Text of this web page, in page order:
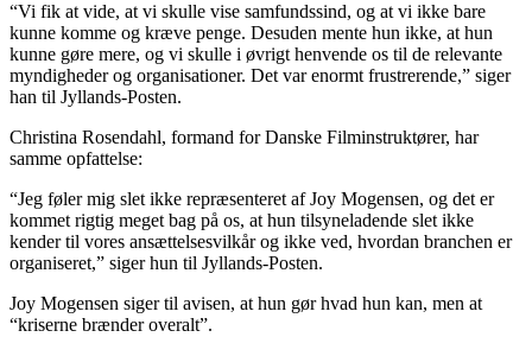
“Vi fik at vide, at vi skulle vise samfundssind, og at vi ikke bare
kunne komme og kræve penge. Desuden mente hun ikke, at hun
kunne gøre mere, og vi skulle i øvrigt henvende os til de relevante
myndigheder og organisationer. Det var enormt frustrerende,” siger
han til Jyllands-Posten.
Christina Rosendahl, formand for Danske Filminstruktører, har
samme opfattelse:
“Jeg føler mig slet ikke repræsenteret af Joy Mogensen, og det er
kommet rigtig meget bag på os, at hun tilsyneladende slet ikke
kender til vores ansættelsesvilkår og ikke ved, hvordan branchen er
organiseret,” siger hun til Jyllands-Posten.
Joy Mogensen siger til avisen, at hun gør hvad hun kan, men at
“kriserne brænder overalt”.